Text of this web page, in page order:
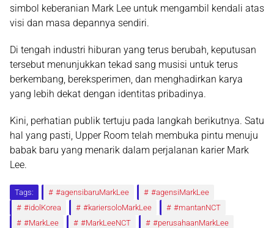
simbol keberanian Mark Lee untuk mengambil kendali atas
visi dan masa depannya sendiri.
Di tengah industri hiburan yang terus berubah, keputusan
tersebut menunjukkan tekad sang musisi untuk terus
berkembang, bereksperimen, dan menghadirkan karya
yang lebih dekat dengan identitas pribadinya.
Kini, perhatian publik tertuju pada langkah berikutnya. Satu
hal yang pasti, Upper Room telah membuka pintu menuju
babak baru yang menarik dalam perjalanan karier Mark
Lee.
Tags: #agensibaruMarkLee
#agensiMarkLee
#idolKorea
#kariersoloMarkLee
#mantanNCT
#MarkLee
#MarkLeeNCT
#perusahaanMarkLee